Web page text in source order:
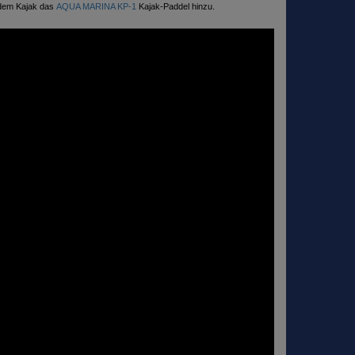
Kajak das AQUA MARINA KP-1 Kajak-Paddel hinzu.